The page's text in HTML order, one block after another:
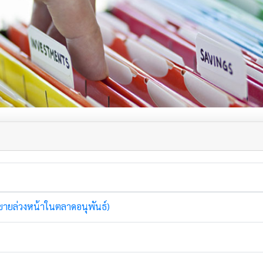
ยล่วงหน้าในตลาดอนุพันธ์)